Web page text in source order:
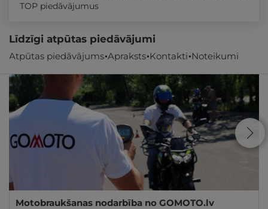
Atpūtas piedāvājums Apraksts Kontakti Noteikumi
TOP piedāvājumus
Līdzīgi atpūtas piedāvājumi
Motobraukšanas nodarbība no GOMOTO.lv